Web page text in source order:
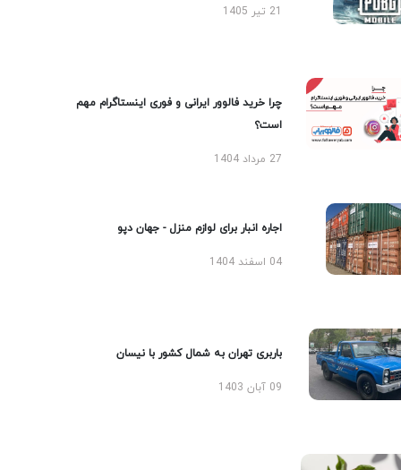
چرا خرید فالوور ایرانی و فوری اینستاگرام مهم
است؟
27 مرداد 1404
اجاره انبار برای لوازم منزل - جهان دپو
04 اسفند 1404
باربری تهران به شمال کشور با نیسان
09 آبان 1403